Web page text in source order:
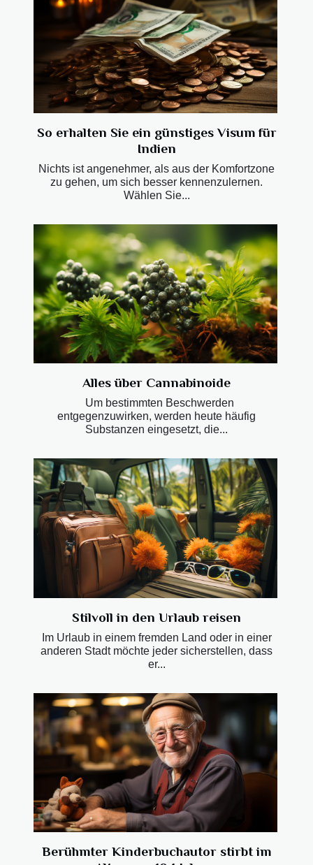
So erhalten Sie ein günstiges Visum für
Indien
Nichts ist angenehmer, als aus der Komfortzone
zu gehen, um sich besser kennenzulernen.
Wählen Sie...
Alles über Cannabinoide
Um bestimmten Beschwerden
entgegenzuwirken, werden heute häufig
Substanzen eingesetzt, die...
Stilvoll in den Urlaub reisen
Im Urlaub in einem fremden Land oder in einer
anderen Stadt möchte jeder sicherstellen, dass
er...
Berühmter Kinderbuchautor stirbt im